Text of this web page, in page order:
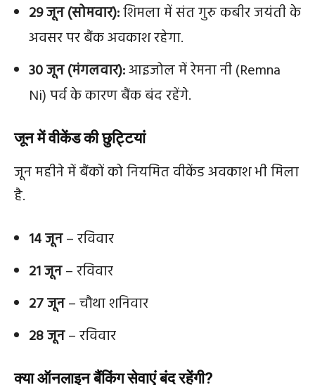
29 जून (सोमवार):शिमला में संत गुरु कबीर जयंती के
अवसर पर बैंक अवकाश रहेगा.
30 जून (मंगलवार):आइजोल में रेमना नी (Remna
Ni) पर्व के कारण बैंक बंद रहेंगे.
जून में वीकेंड की छुट्टियां
जून महीने में बैंकों को नियमित वीकेंड अवकाश भी मिला
है.
14 जून– रविवार
21 जून– रविवार
27 जून– चौथा शनिवार
28 जून– रविवार
क्या ऑनलाइन बैंकिंग सेवाएं बंद रहेंगी?